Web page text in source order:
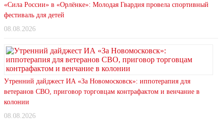
«Сила России» в «Орлёнке»: Молодая Гвардия провела спортивный
фестиваль для детей
08.08.2026
Утренний дайджест ИА «За Новомосковск»: иппотерапия для
ветеранов СВО, приговор торговцам контрафактом и венчание в
колонии
08.08.2026